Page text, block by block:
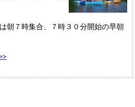
朝７時集合、７時３０分開始の早朝